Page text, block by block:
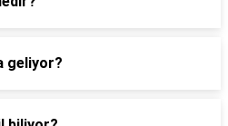
geliyor?